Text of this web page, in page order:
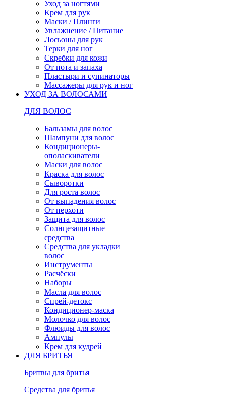
Уход за ногтями
Крем для рук
Маски / Плинги
Увлажнение / Питание
Лосьоны для рук
Терки для ног
Скребки для кожи
От пота и запаха
Пластыри и супинаторы
Массажеры для рук и ног
УХОД ЗА ВОЛОСАМИ
ДЛЯ ВОЛОС
Бальзамы для волос
Шампуни для волос
Кондиционеры-
ополаскиватели
Маски для волос
Краска для волос
Сыворотки
Для роста волос
От выпадения волос
От перхоти
Защита для волос
Солнцезащитные
средства
Средства для укладки
волос
Инструменты
Расчёски
Наборы
Масла для волос
Спрей-детокс
Кондиционер-маска
Молочко для волос
Флюиды для волос
Ампулы
Крем для кудрей
ДЛЯ БРИТЬЯ
Бритвы для бритья
Средства для бритья